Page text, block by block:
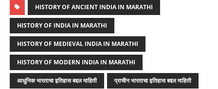
HISTORY OF ANCIENT INDIA IN MARATHI
HISTORY OF INDIA IN MARATHI
HISTORY OF MEDIEVAL INDIA IN MARATHI
HISTORY OF MODERN INDIA IN MARATHI
आधुनिक भारताचा इतिहास बद्दल माहिती प्राचीन भारताचा इतिहास बद्दल माहिती